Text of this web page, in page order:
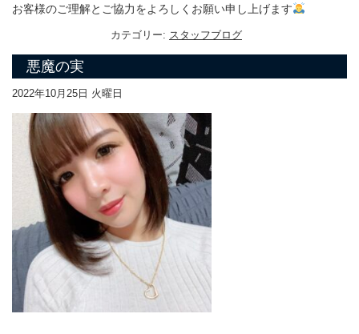
お客様のご理解とご協力をよろしくお願い申し上げます
カテゴリー: スタッフブログ
悪魔の実
2022年10月25日 火曜日